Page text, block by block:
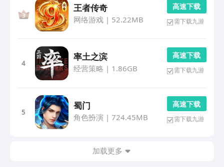
王者传奇
网络游戏| 52.22MB
高 速 下 载
需下载九游
4
率土之滨
经营策略 | 1.86GB
高 速 下 载
需下载九游
5
蜀门
角色扮演 | 724.45MB
高 速 下 载
需下载九游
加载更多